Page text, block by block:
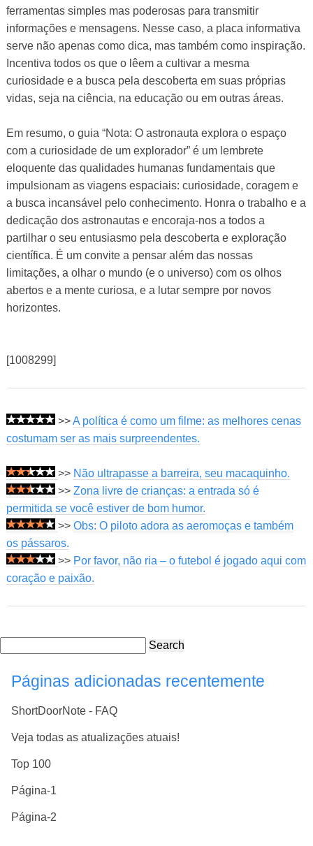
ferramentas simples mas poderosas para transmitir
informações e mensagens. Nesse caso, a placa informativa
serve não apenas como dica, mas também como inspiração.
Incentiva todos os que o lêem a cultivar a mesma
curiosidade e a busca pela descoberta em suas próprias
vidas, seja na ciência, na educação ou em outras áreas.
Em resumo, o guia “Nota: O astronauta explora o espaço
com a curiosidade de um explorador” é um lembrete
eloquente das qualidades humanas fundamentais que
impulsionam as viagens espaciais: curiosidade, coragem e
a busca incansável pelo conhecimento. Honra o trabalho e a
dedicação dos astronautas e encoraja-nos a todos a
partilhar o seu entusiasmo pela descoberta e exploração
científica. É um convite a pensar além das nossas
limitações, a olhar o mundo (e o universo) com os olhos
abertos e a mente curiosa, e a lutar sempre por novos
horizontes.
[1008299]
>>A política é como um filme: as melhores cenas
costumam ser as mais surpreendentes.
>> Não ultrapasse a barreira, seu macaquinho.
>> Zona livre de crianças: a entrada só é
permitida se você estiver de bom humor.
>> Obs: O piloto adora as aeromoças e também
os pássaros.
>> Por favor, não ria – o futebol é jogado aqui com
coração e paixão.
Search
Páginas adicionadas recentemente
ShortDoorNote - FAQ
Veja todas as atualizações atuais!
Top 100
Página-1
Página-2